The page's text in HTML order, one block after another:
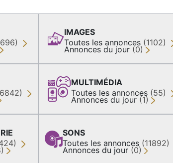
IMAGES
Toutes les annonces (1102)
Annonces du jour (0)
MULTIMÉDIA
Toutes les annonces (55)
Annonces du jour (1)
SONS
Toutes les annonces (11892)
Annonces du jour (0)